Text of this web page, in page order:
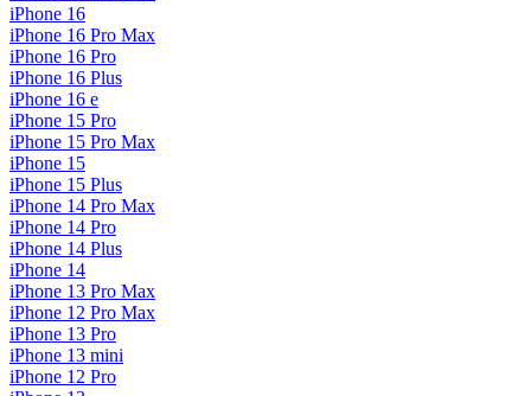
iPhone 16
iPhone 16 Pro Max
iPhone 16 Pro
iPhone 16 Plus
iPhone 16 e
iPhone 15 Pro
iPhone 15 Pro Max
iPhone 15
iPhone 15 Plus
iPhone 14 Pro Max
iPhone 14 Pro
iPhone 14 Plus
iPhone 14
iPhone 13 Pro Max
iPhone 12 Pro Max
iPhone 13 Pro
iPhone 13 mini
iPhone 12 Pro